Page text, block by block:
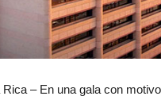
– En una gala con